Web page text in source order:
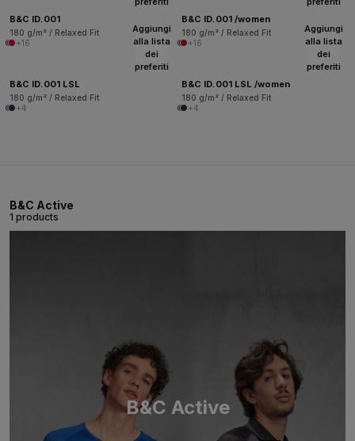
B&C ID.001
180 g/m² / Relaxed Fit
+16
B&C ID.001 /women
180 g/m² / Relaxed Fit
+16
Aggiungi
alla lista
dei
preferiti
B&C ID.001 LSL
180 g/m² / Relaxed Fit
+4
Aggiungi
alla lista
dei
preferiti
B&C ID.001 LSL /women
180 g/m² / Relaxed Fit
+4
B&C Active
1 products
B&C Active